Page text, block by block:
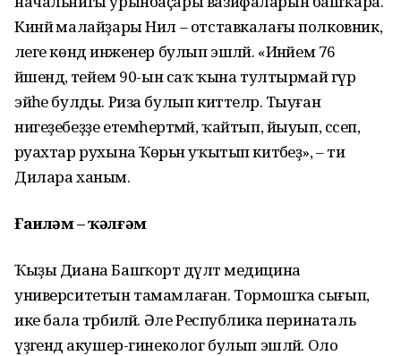
Кинйә малайҙары Нил – отставкалағы полковник,
әлеге көндә инженер булып эшләй. «Инәйем 76
йәшендә, әтейем 90-ын саҡ ҡына тултырмай гүр
эйәһе булды. Риза булып киттеләр. Тыуған
нигеҙебеҙҙе етемһерәтмәй, ҡайтып, йыуып, сәсеп,
әруахтар рухына Ҡөрьән уҡытып китәбеҙ», – ти
Дилара ханым.
Ғаиләм – ҡәлғәм
Ҡыҙы Диана Башҡорт дәүләт медицина
университетын тамамлаған. Тормошҡа сығып,
ике бала тәрбиәләй. Әле Республика перинаталь
үҙәгендә акушер-гинеколог булып эшләй. Оло